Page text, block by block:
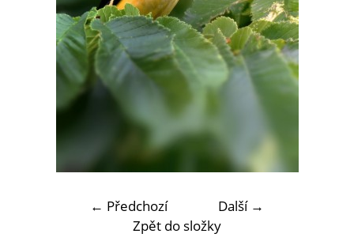
← Předchozí
Další →
Zpět do složky